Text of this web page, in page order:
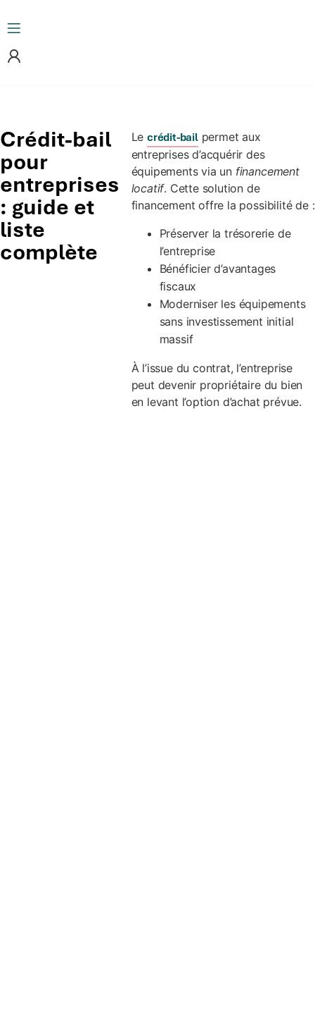
Crédit-bail
pour
entreprises
: guide et
liste
complète
Le crédit-bailpermet aux
entreprises d’acquérir des
équipements via un financement
locatif. Cette solution de
financement offre la possibilité de :
Préserver la trésorerie de
l’entreprise
Bénéficier d’avantages
fiscaux
Moderniser les équipements
sans investissement initial
massif
À l’issue du contrat, l’entreprise
peut devenir propriétaire du bien
en levant l’option d’achat prévue.